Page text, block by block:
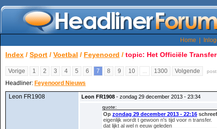
Home
Index / Sport / Voetbal / Feyenoord / topic: Het Officiële
Vorige 1 2 3 4 5 6 7 8 9 10 ... 1300 Volgende
Headliner: Feyenoord Nieuws
Leon FR1908
Leon FR1908 - zondag 29 december 2013 - 23:34
quote:
Op zondag 29 december 2013 - 22:16
eigenlijk wordt t gewoon n's tijd voor n transfer.
dat lijkt al wel n eeuw geleden